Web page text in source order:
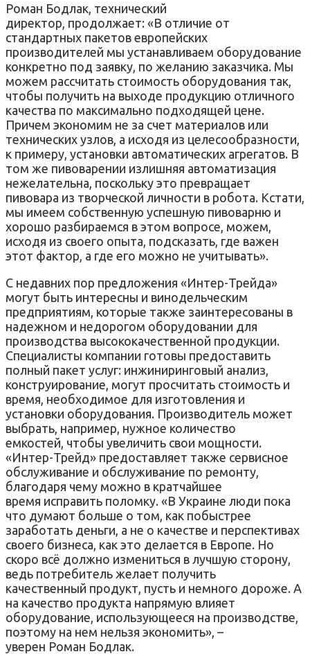
Роман Бодлак, технический
директор, продолжает: «В отличие от
стандартных пакетов европейских
производителей мы устанавливаем оборудование
конкретно под заявку, по желанию заказчика. Мы
можем рассчитать стоимость оборудования так,
чтобы получить на выходе продукцию отличного
качества по максимально подходящей цене.
Причем экономим не за счет материалов или
технических узлов, а исходя из целесообразности,
к примеру, установки автоматических агрегатов. В
том же пивоварении излишняя автоматизация
нежелательна, поскольку это превращает
пивовара из творческой личности в робота. Кстати,
мы имеем собственную успешную пивоварню и
хорошо разбираемся в этом вопросе, можем,
исходя из своего опыта, подсказать, где важен
этот фактор, а где его можно не учитывать».
С недавних пор предложения «Интер-Трейда»
могут быть интересны и винодельческим
предприятиям, которые также заинтересованы в
надежном и недорогом оборудовании для
производства высококачественной продукции.
Специалисты компании готовы предоставить
полный пакет услуг: инжиниринговый анализ,
конструирование, могут просчитать стоимость и
время, необходимое для изготовления и
установки оборудования. Производитель может
выбрать, например, нужное количество
емкостей, чтобы увеличить свои мощности.
«Интер-Трейд» предоставляет также сервисное
обслуживание и обслуживание по ремонту,
благодаря чему можно в кратчайшее
время исправить поломку. «В Украине люди пока
что думают больше о том, как побыстрее
заработать деньги, а не о качестве и перспективах
своего бизнеса, как это делается в Европе. Но
скоро всё должно измениться в лучшую сторону,
ведь потребитель желает получить
качественный продукт, пусть и немного дороже. А
на качество продукта напрямую влияет
оборудование, использующееся на производстве,
поэтому на нем нельзя экономить», –
уверен Роман Бодлак.